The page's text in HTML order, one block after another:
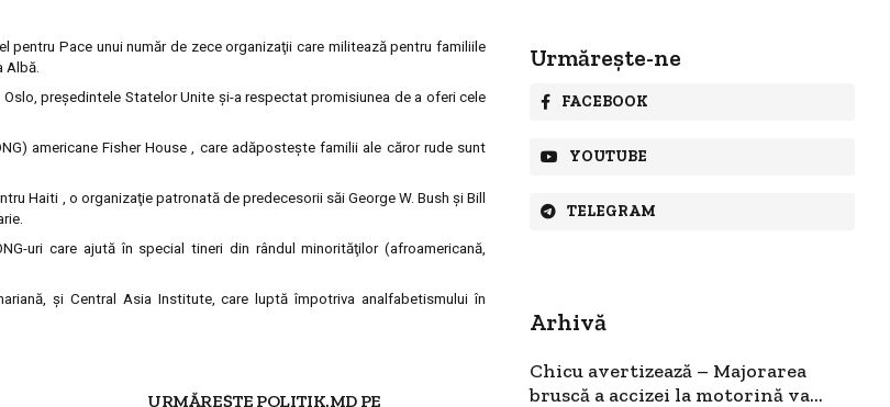
Pace unui număr de zece organizaţii care militează pentru familiile
Albă.
preşedintele Statelor Unite şi-a respectat promisiunea de a oferi cele
americane Fisher House , care adăposteşte familii ale căror rude sunt
Haiti , o organizaţie patronată de predecesorii săi George W. Bush şi Bill
uri care ajută în special tineri din rândul minorităţilor (afroamericană,
şi Central Asia Institute, care luptă împotriva analfabetismului în
URMĂREȘTE POLITIK.MD PE
Urmărește-ne
FACEBOOK
YOUTUBE
TELEGRAM
Arhivă
Chicu avertizează – Majorarea
bruscă a accizei la motorină va...